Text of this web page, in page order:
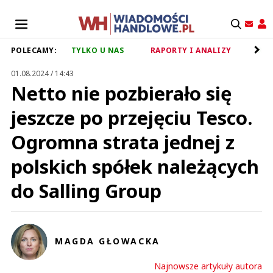
POLECAMY: TYLKO U NAS RAPORTY I ANALIZY
01.08.2024 / 14:43
Netto nie pozbierało się
jeszcze po przejęciu Tesco.
Ogromna strata jednej z
polskich spółek należących
do Salling Group
MAGDA GŁOWACKA
Najnowsze artykuły autora